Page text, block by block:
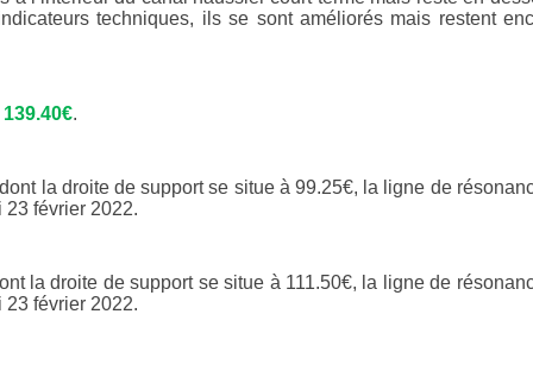
techniques, ils se sont améliorés mais restent
139.40€.
dont la droite de support se situe à 99.25€, la ligne de
23 février 2022.
la droite de support se situe à 111.50€, la ligne de
23 février 2022.